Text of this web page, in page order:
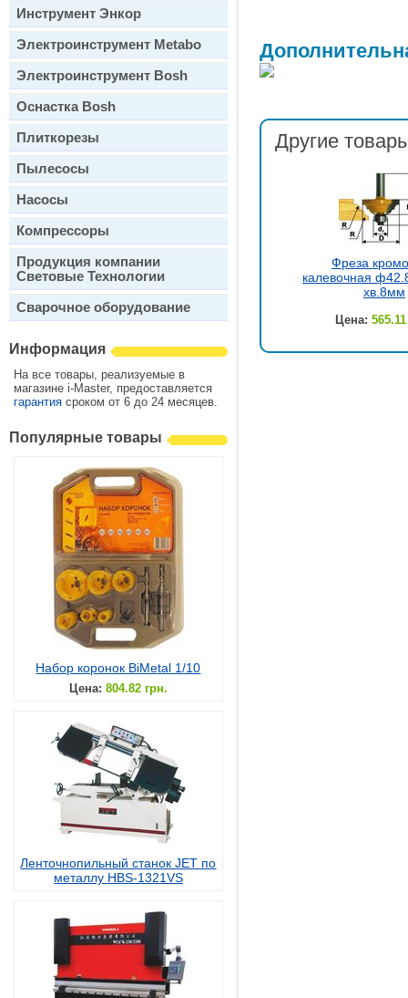
Инструмент Энкор
Электроинструмент Metabo
Электроинструмент Bosh
Оснастка Bosh
Плиткорезы
Пылесосы
Насосы
Компрессоры
Продукция компании
Световые Технологии
Сварочное оборудование
Информация
На все товары, реализуемые в
магазине i-Master, предоставляется
гарантия сроком от 6 до 24 месяцев.
Популярные товары
Набор коронок BiMetal 1/10
Цена: 804.82 грн.
Ленточнопильный станок JET по
металлу HBS-1321VS
Другие
Фреза
калевочная
хв.8мм
Цена: